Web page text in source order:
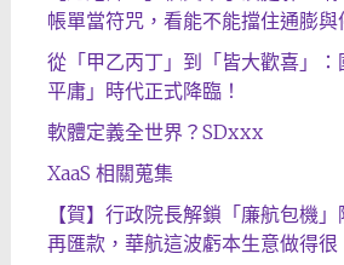
帳單當符咒，看能不能擋住通膨與
從「甲乙丙丁」到「皆大歡喜」
平庸」時代正式降臨！
軟體定義全世界？SDxxx
XaaS 相關蒐集
【賀】行政院長解鎖「廉航包機
再匯款，華航這波虧本生意做得很